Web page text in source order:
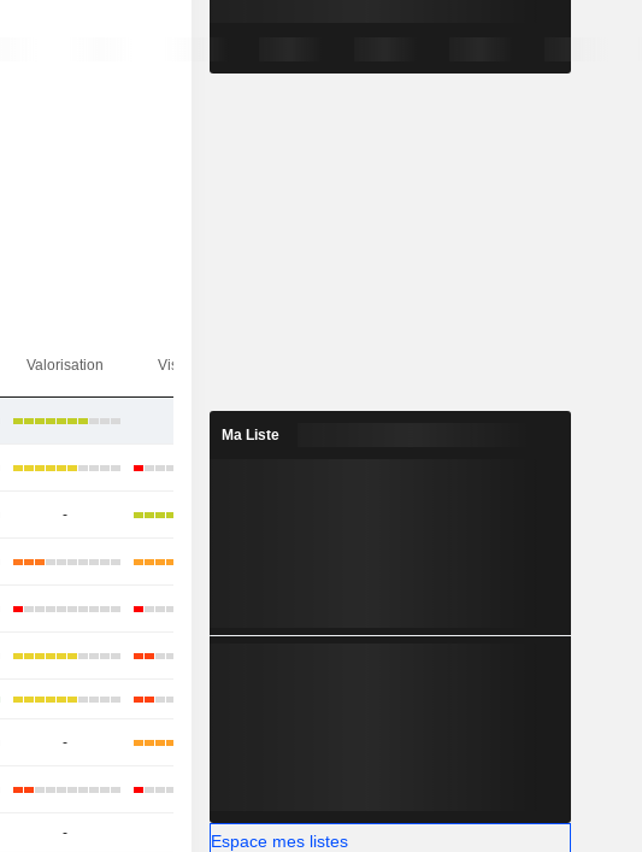
Valorisation Visibilité
-
-
- -
Ma Liste
Espace mes listes